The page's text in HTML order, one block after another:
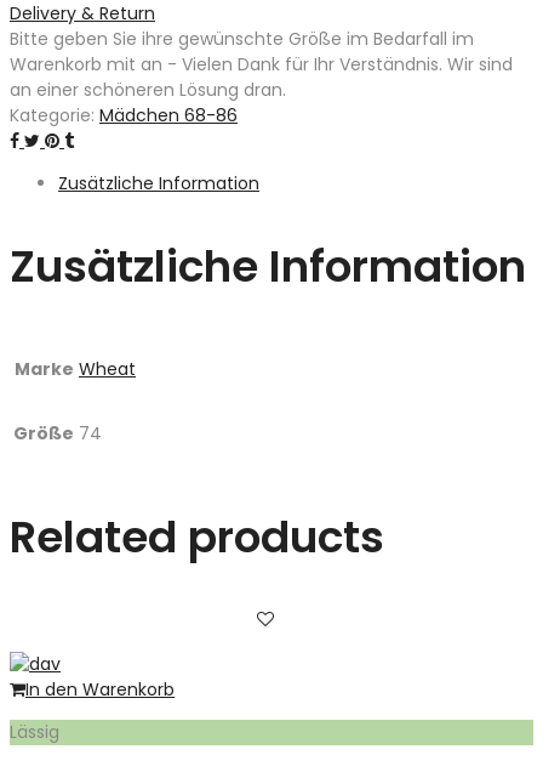
Delivery & Return
Bitte geben Sie ihre gewünschte Größe im Bedarfall im
Warenkorb mit an - Vielen Dank für Ihr Verständnis. Wir sind
an einer schöneren Lösung dran.
Kategorie: Mädchen 68-86
Zusätzliche Information
Zusätzliche Information
Marke Wheat
Größe 74
Related products
In den Warenkorb
Lässig